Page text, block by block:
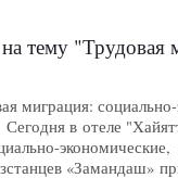
политические
миграция:
Сегодня в отеле
экономические,
«Замандаш»